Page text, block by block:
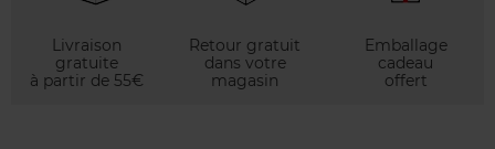
Livraison
gratuite
à partir de 55€
Retour gratuit
dans votre
magasin
Emballage
cadeau
offert